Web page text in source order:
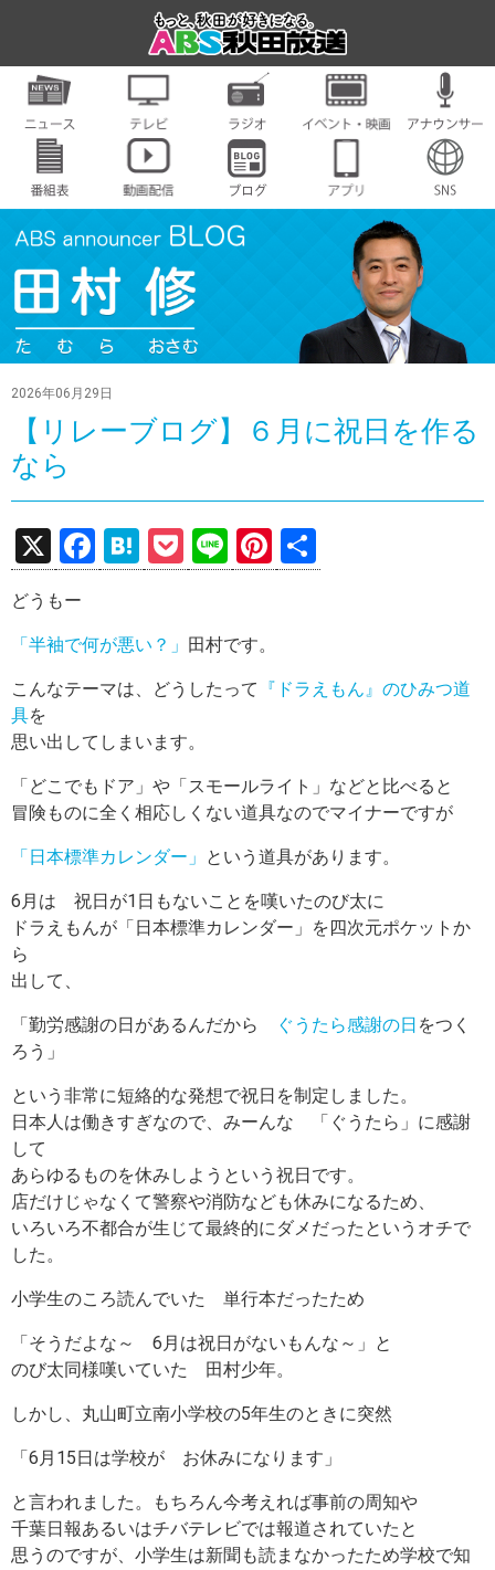
2026年06月29日
【リレーブログ】６月に祝日を作る
なら
X
F
a
b
o
k
H
at
n
a
P
o
et
Li
n
Pi
nt
t
有
どうもー
「半袖で何が悪い？」 田村です。
こんなテーマは、どうしたって 『ドラえもん』のひみつ道
具を
思い出してしまいます。
「どこでもドア」や「スモールライト」などと比べると
冒険ものに全く相応しくない道具なのでマイナーですが
「日本標準カレンダー」 という道具があります。
6月は 祝日が1日もないことを嘆いたのび太に
ドラえもんが「日本標準カレンダー」を四次元ポケットか
ら
出して、
「勤労感謝の日があるんだから ぐうたら感謝の日 をつく
ろう」
という非常に短絡的な発想で祝日を制定しました。
日本人は働きすぎなので、みーんな 「ぐうたら」に感謝
して
あらゆるものを休みしようという祝日です。
店だけじゃなくて警察や消防なども休みになるため、
いろいろ不都合が生じて最終的にダメだったというオチで
した。
小学生のころ読んでいた 単行本だったため
「そうだよな～ 6月は祝日がないもんな～」と
のび太同様嘆いていた 田村少年。
しかし、丸山町立南小学校の5年生のときに突然
「6月15日は学校が お休みになります」
と言われました。もちろん今考えれば事前の周知や
千葉日報あるいはチバテレビでは報道されていたと
思うのですが、小学生は新聞も読まなかったため学校で知